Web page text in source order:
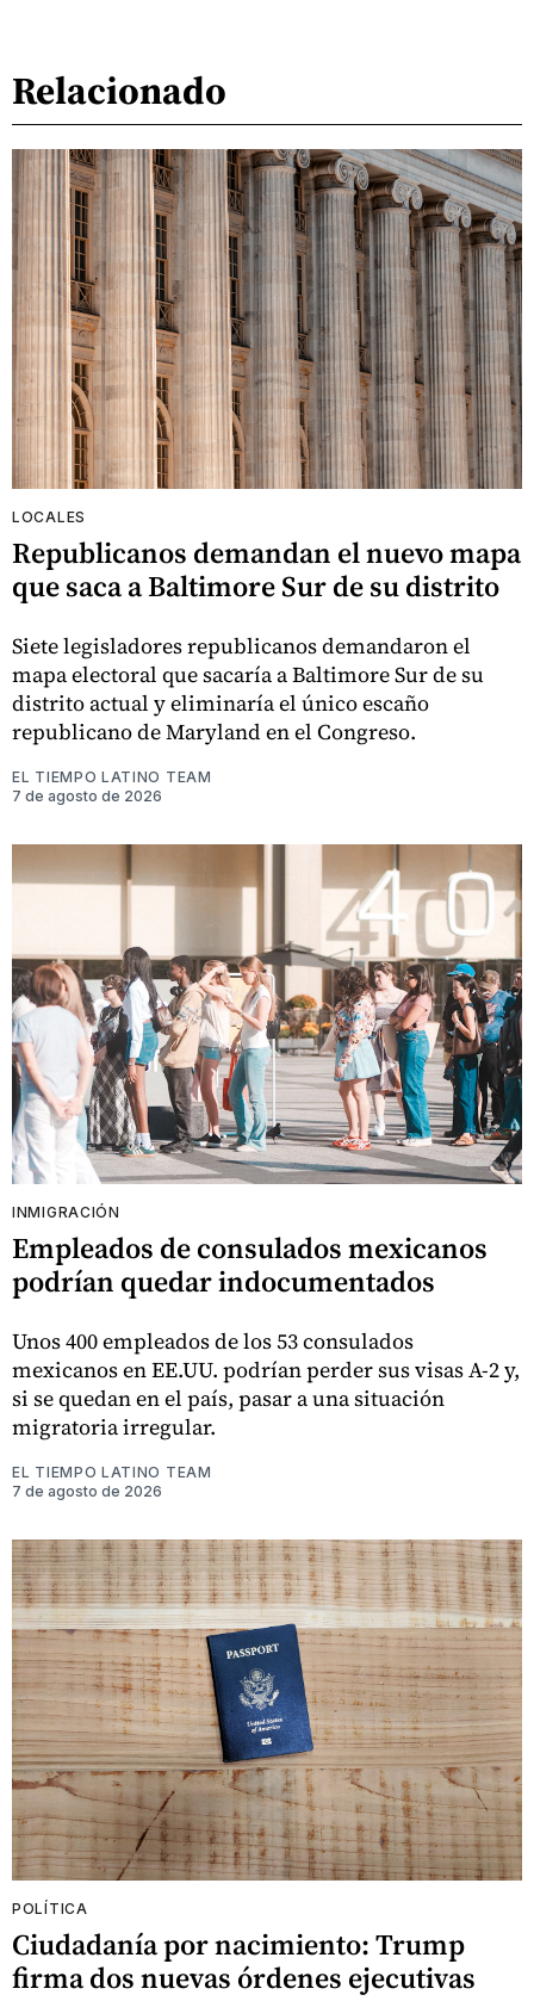
Relacionado
LOCALES
Republicanos demandan el nuevo mapa
que saca a Baltimore Sur de su distrito
Siete legisladores republicanos demandaron el
mapa electoral que sacaría a Baltimore Sur de su
distrito actual y eliminaría el único escaño
republicano de Maryland en el Congreso.
EL TIEMPO LATINO TEAM
7 de agosto de 2026
INMIGRACIÓN
Empleados de consulados mexicanos
podrían quedar indocumentados
Unos 400 empleados de los 53 consulados
mexicanos en EE.UU. podrían perder sus visas A-2 y,
si se quedan en el país, pasar a una situación
migratoria irregular.
EL TIEMPO LATINO TEAM
7 de agosto de 2026
POLÍTICA
Ciudadanía por nacimiento: Trump
firma dos nuevas órdenes ejecutivas